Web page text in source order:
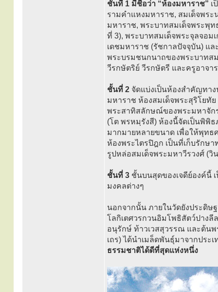
ชั้นที่ 1 มีชื่อว่า “ห้องมหาราช” เ
รามคำแหงมหาราช, สมเด็จพระ
มหาราช, พระบาทสมเด็จพระพุ
ที่ 3), พระบาทสมเด็จพระจุลจอม
เดชมหาราช (รัชกาลปัจจุบัน) แล
พระบรมชนกนาถของพระบาทสม
วีรกษัตริย์ วีรกษัตรี และครูอาจ
ชั้นที่ 2 จัดแบ่งเป็นห้องสำคัญทาง
มหาราช ห้องสมเด็จพระสุริโยทั
พระสาทิสลักษณ์ของพระมหาจัก
(โต พรหมฺรังสี) ห้องนี้จัดเป็นพิพิ
มากมายหลายขนาด เพื่อให้พุท
ห้องพระไตรปิฎก เป็นที่เก็บรักษ
รูปหล่อสมเด็จพระมหาวีรวงศ์ (วิ
ชั้นที่ 3 ชั้นบนสุดของเจดีย์องค์นี้
มงคลต่างๆ
นอกจากนั้น ภายในวัดยังประดิษ
โลกิเตศวรกวนอิมโพธิสัตว์ปาง
อนุรักษ์ ท้าวเวสสุวรรณ และต้น
เถร) ได้นำเมล็ดพันธุ์มาจากประ
ธรรมชาติได้ดีที่สุดแห่งหนึ่ง